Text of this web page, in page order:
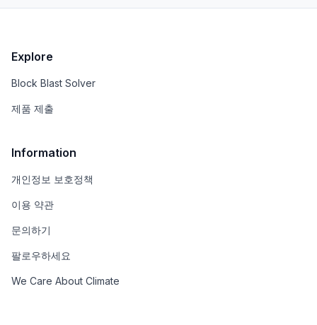
Explore
Block Blast Solver
제품 제출
Information
개인정보 보호정책
이용 약관
문의하기
팔로우하세요
We Care About Climate